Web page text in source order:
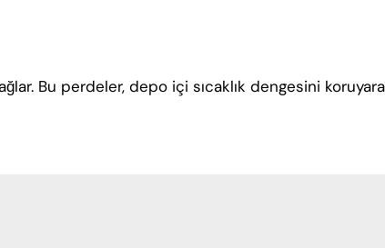
Bu perdeler, depo içi sıcaklık dengesini